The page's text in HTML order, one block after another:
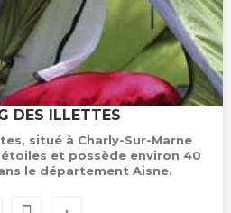
DES ILLETTES
situé à Charly-Sur-Marne
et possède environ 40
le département Aisne.